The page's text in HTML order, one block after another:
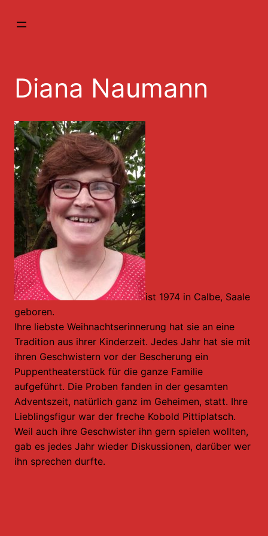
Inhalt
Diana Naumann
ist 1974 in Calbe, Saale
geboren.
Ihre liebste Weihnachtserinnerung hat sie an eine
Tradition aus ihrer Kinderzeit. Jedes Jahr hat sie mit
ihren Geschwistern vor der Bescherung ein
Puppentheaterstück für die ganze Familie
aufgeführt. Die Proben fanden in der gesamten
Adventszeit, natürlich ganz im Geheimen, statt. Ihre
Lieblingsfigur war der freche Kobold Pittiplatsch.
Weil auch ihre Geschwister ihn gern spielen wollten,
gab es jedes Jahr wieder Diskussionen, darüber wer
ihn sprechen durfte.